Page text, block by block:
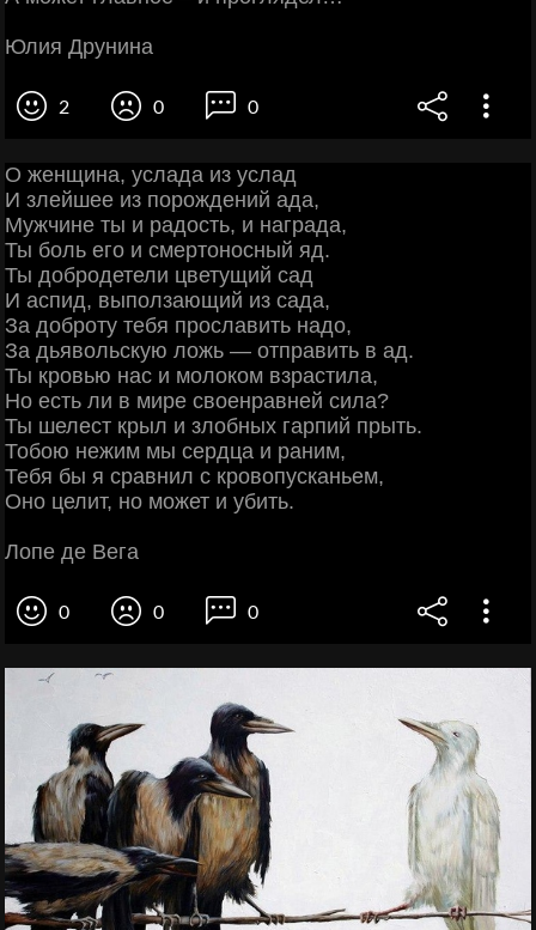
Юлия Друнина
2 0 0
О женщина, услада из услад
И злейшее из порождений ада,
Мужчине ты и радость, и награда,
Ты боль его и смертоносный яд.
Ты добродетели цветущий сад
И аспид, выползающий из сада,
За доброту тебя прославить надо,
За дьявольскую ложь — отправить в ад.
Ты кровью нас и молоком взрастила,
Но есть ли в мире своенравней сила?
Ты шелест крыл и злобных гарпий прыть.
Тобою нежим мы сердца и раним,
Тебя бы я сравнил с кровопусканьем,
Оно целит, но может и убить.
Лопе де Вега
0 0 0